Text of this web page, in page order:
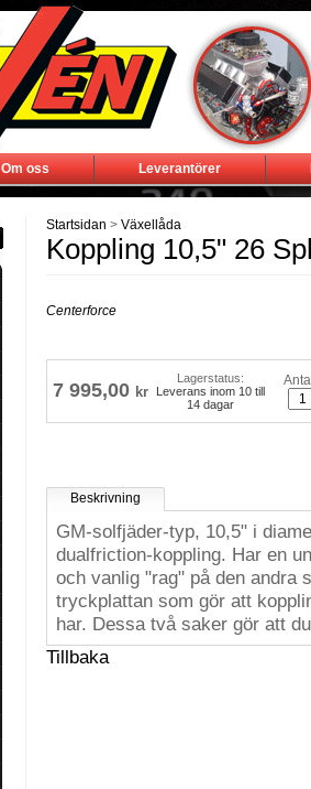
Om oss Leverantörer
Startsidan > Växellåda
Koppling 10,5" 26
Centerforce
7 995,00 kr
Lagerstatus:
Leverans inom 10 till
14 dagar
Beskrivning
GM-solfjäder-typ, 10,5" i
dualfriction-koppling. Har en
och vanlig "rag" på den andra
tryckplattan som gör att
har. Dessa två saker gör att
Tillbaka